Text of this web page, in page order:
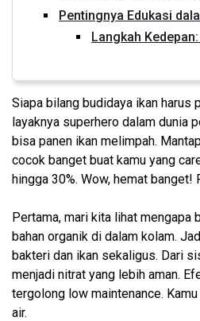
Pentingnya Edukasi
Langkah
Siapa bilang budidaya ikan harus
layaknya superhero dalam dunia
bisa panen ikan melimpah.
cocok banget buat kamu yang
hingga 30%. Wow, hemat
Pertama, mari kita lihat
bahan organik di dalam kolam.
bakteri dan ikan sekaligus. Dari
menjadi nitrat yang lebih aman.
tergolong low maintenance.
air.